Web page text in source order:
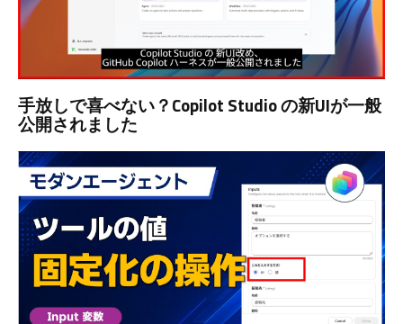
手放しで喜べない？Copilot Studio の新UIが一般
公開されました